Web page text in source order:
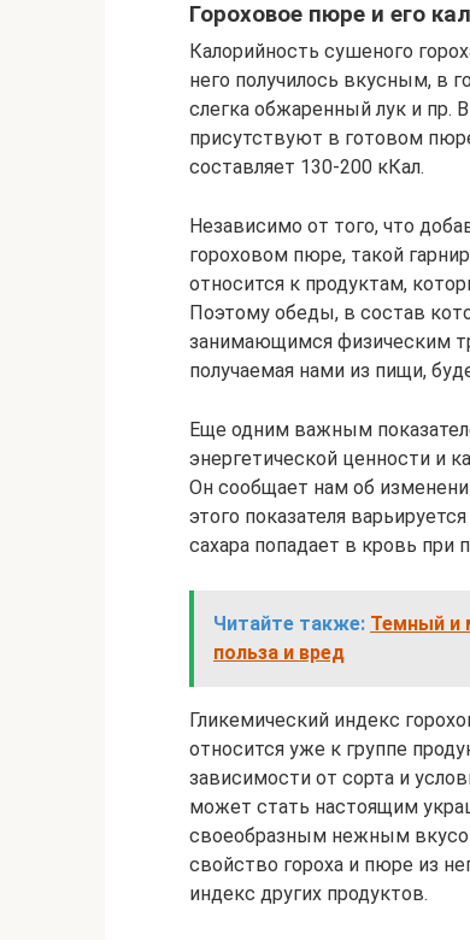
Гороховое пюре и его
Калорийность сушеного
него получилось вкусным, в
слегка обжаренный лук и пр.
присутствуют в готовом
составляет 130-200 кКал.
Независимо от того, что
гороховом пюре, такой
относится к продуктам,
Поэтому обеды, в состав
занимающимся физическим
получаемая нами из пищи,
Еще одним важным
энергетической ценности и
Он сообщает нам об
этого показателя
сахара попадает в кровь при
Читайте также: Темный и
польза и вред
Гликемический индекс
относится уже к группе
зависимости от сорта и
может стать настоящим
своеобразным нежным
свойство гороха и пюре из
индекс других продуктов.